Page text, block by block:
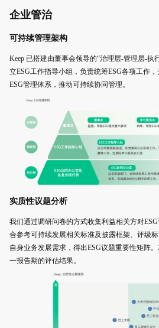
企业管治
可持续管理架构
Keep 已搭建由董事会领导的“治理层-管理层-执
立ESG工作指导小组，负责统筹ESG各项工作
ESG管理体系，推动可持续协同管理。
实质性议题分析
我们通过调研问卷的方式收集利益相关方对
合参考可持续发展相关标准及披露框架、评级
自身业务发展需求，得出ESG议题重要性矩阵
一报告期的评估结果。